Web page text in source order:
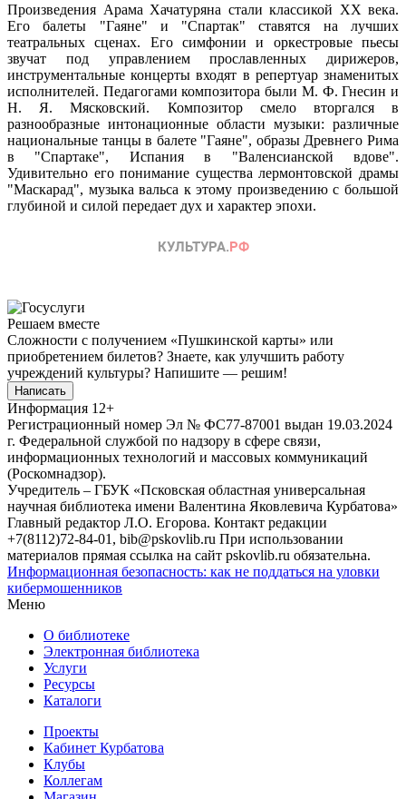
Произведения Арама Хачатуряна стали классикой XX века.
Его балеты "Гаяне" и "Спартак" ставятся на лучших
театральных сценах. Его симфонии и оркестровые пьесы
звучат под управлением прославленных дирижеров,
инструментальные концерты входят в репертуар знаменитых
исполнителей. Педагогами композитора были М. Ф. Гнесин и
Н. Я. Мясковский. Композитор смело вторгался в
разнообразные интонационные области музыки: различные
национальные танцы в балете "Гаяне", образы Древнего Рима
в "Спартаке", Испания в "Валенсианской вдове".
Удивительно его понимание существа лермонтовской драмы
"Маскарад", музыка вальса к этому произведению с большой
глубиной и силой передает дух и характер эпохи.
Решаем вместе
Сложности с получением «Пушкинской карты» или
приобретением билетов? Знаете, как улучшить работу
учреждений культуры? Напишите — решим!
Написать
Информация 12+
Регистрационный номер Эл № ФС77-87001 выдан 19.03.2024
г. Федеральной службой по надзору в сфере связи,
информационных технологий и массовых коммуникаций
(Роскомнадзор).
Учредитель – ГБУК «Псковская областная универсальная
научная библиотека имени Валентина Яковлевича Курбатова»
Главный редактор Л.О. Егорова. Контакт редакции
+7(8112)72-84-01, bib@pskovlib.ru При использовании
материалов прямая ссылка на сайт pskovlib.ru обязательна.
Информационная безопасность: как не поддаться на уловки
кибермошенников
Меню
О библиотеке
Электронная библиотека
Услуги
Ресурсы
Каталоги
Проекты
Кабинет Курбатова
Клубы
Коллегам